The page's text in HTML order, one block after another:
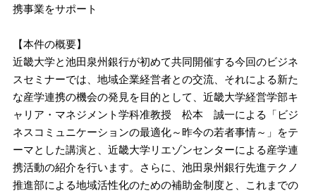
携事業をサポート
【本件の概要】
近畿大学と池田泉州銀行が初めて共同開催する今回のビジネ
スセミナーでは、地域企業経営者との交流、それによる新た
な産学連携の機会の発見を目的として、近畿大学経営学部キ
ャリア・マネジメント学科准教授 松本 誠一による「ビジ
ネスコミュニケーションの最適化～昨今の若者事情～」をテ
ーマとした講演と、近畿大学リエゾンセンターによる産学連
携活動の紹介を行います。さらに、池田泉州銀行先進テクノ
推進部による地域活性化のための補助金制度と、これまでの